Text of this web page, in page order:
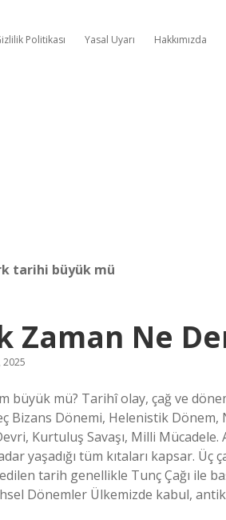
Politikası Yasal Uyarı Hakkımızda
tarihi büyük mü
Zaman Ne
2025
büyük mü? Tarihî olay, çağ ve
Bizans Dönemi, Helenistik Dönem,
Kurtuluş Savaşı, Milli
yaşadığı tüm kıtaları kapsar.
tarih genellikle Tunç Çağı ile
Dönemler Ülkemizde kabul, antik